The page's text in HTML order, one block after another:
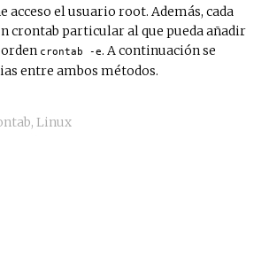
acceso el usuario root. Además, cada
crontab particular al que pueda añadir
crontab -e. A continuación se
entre ambos métodos.
, Linux